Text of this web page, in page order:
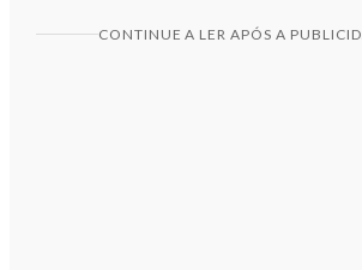
CONTINUE A LER APÓS A